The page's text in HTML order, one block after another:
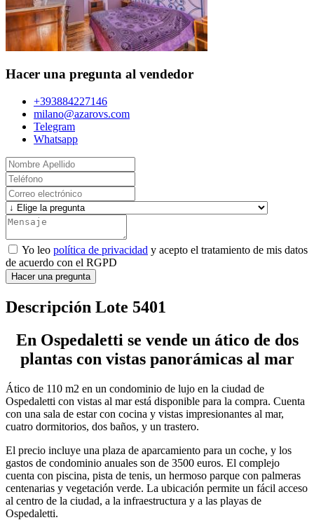
Hacer una pregunta al vendedor
+393884227146
milano@azarovs.com
Telegram
Whatsapp
Yo leo política de privacidad y acepto el tratamiento de mis datos
de acuerdo con el RGPD
Hacer una pregunta
Descripción Lote 5401
En Ospedaletti se vende un ático de dos
plantas con vistas panorámicas al mar
Ático de 110 m2 en un condominio de lujo en la ciudad de
Ospedaletti con vistas al mar está disponible para la compra. Cuenta
con una sala de estar con cocina y vistas impresionantes al mar,
cuatro dormitorios, dos baños, y un trastero.
El precio incluye una plaza de aparcamiento para un coche, y los
gastos de condominio anuales son de 3500 euros. El complejo
cuenta con piscina, pista de tenis, un hermoso parque con palmeras
centenarias y vegetación verde. La ubicación permite un fácil acceso
al centro de la ciudad, a la infraestructura y a las playas de
Ospedaletti.